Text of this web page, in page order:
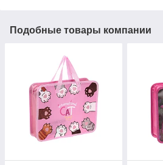
Подобные товары компании